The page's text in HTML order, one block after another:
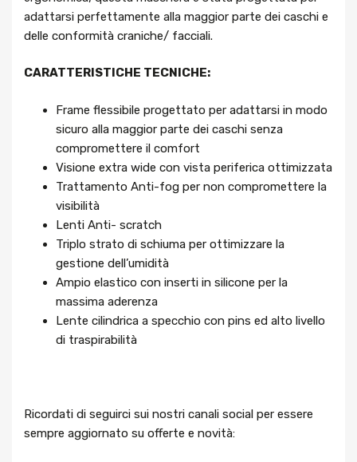
adattarsi perfettamente alla maggior parte dei caschi e
delle conformità craniche/ facciali.
CARATTERISTICHE TECNICHE:
Frame flessibile progettato per adattarsi in modo
sicuro alla maggior parte dei caschi senza
compromettere il comfort
Visione extra wide con vista periferica ottimizzata
Trattamento Anti-fog per non compromettere la
visibilità
Lenti Anti- scratch
Triplo strato di schiuma per ottimizzare la
gestione dell’umidità
Ampio elastico con inserti in silicone per la
massima aderenza
Lente cilindrica a specchio con pins ed alto livello
di traspirabilità
Ricordati di seguirci sui nostri canali social per essere
sempre aggiornato su offerte e novità: